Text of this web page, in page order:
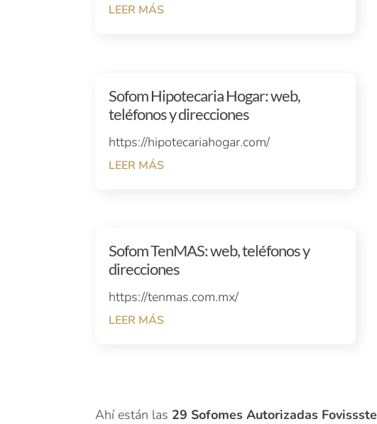
LEER MÁS
Sofom Hipotecaria Hogar: web,
teléfonos y direcciones
https://hipotecariahogar.com/
LEER MÁS
Sofom TenMAS: web, teléfonos y
direcciones
https://tenmas.com.mx/
LEER MÁS
Ahí están las 29 Sofomes Autorizadas Fovissste